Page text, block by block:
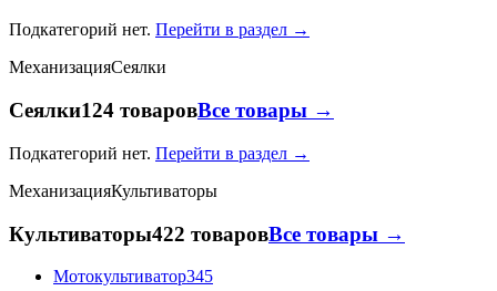
Подкатегорий нет. Перейти в раздел →
МеханизацияСеялки
Сеялки124 товаровВсе товары →
Подкатегорий нет. Перейти в раздел →
МеханизацияКультиваторы
Культиваторы422 товаровВсе товары →
Мотокультиватор345